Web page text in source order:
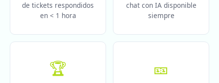
de tickets respondidos
en < 1 hora
chat con IA disponible
siempre
🏆
🎫